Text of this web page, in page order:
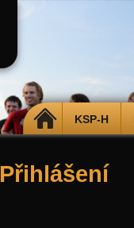
DOMŮ KSP-H
Přihlášení